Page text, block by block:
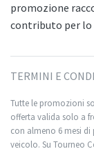
promozione
contributo per lo
TERMINI E
Tutte le promozioni
offerta valida solo a
con almeno 6 mesi
veicolo. Su Tourneo